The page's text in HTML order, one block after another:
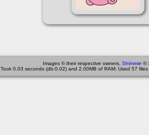
Images © their respective owners, Shimmie ©
Took 0.03 seconds (db:0.02) and 2.00MB of RAM; Used 57